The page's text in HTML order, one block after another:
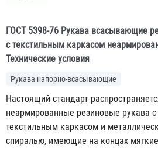
ГОСТ 5398-76 Рукава всасывающие
с текстильным каркасом
Технические условия
Рукава напорно-всасывающие
Настоящий стандарт
неармированные резиновые рукава с
текстильным каркасом и
спиралью, имеющие на концах мягкие